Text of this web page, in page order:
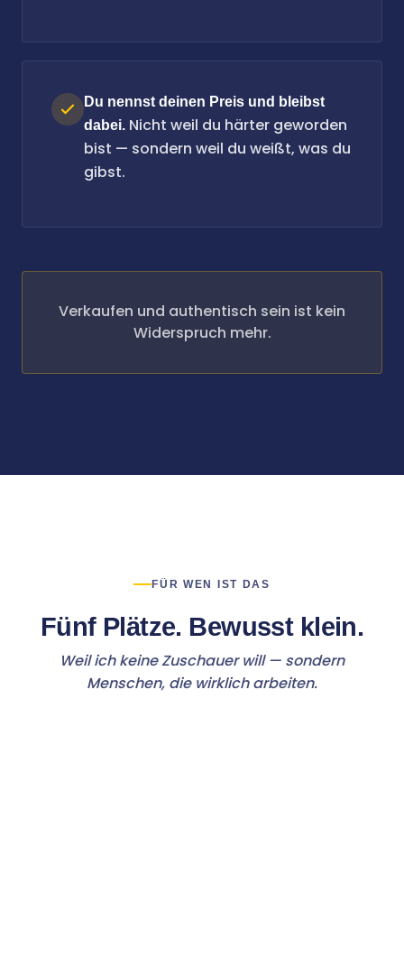
Du nennst deinen Preis und bleibst
dabei. Nicht weil du härter geworden
bist — sondern weil du weißt, was du
gibst.
Verkaufen und authentisch sein ist kein
Widerspruch mehr.
FÜR WEN IST DAS
Fünf Plätze. Bewusst klein.
Weil ich keine Zuschauer will — sondern
Menschen, die wirklich arbeiten.